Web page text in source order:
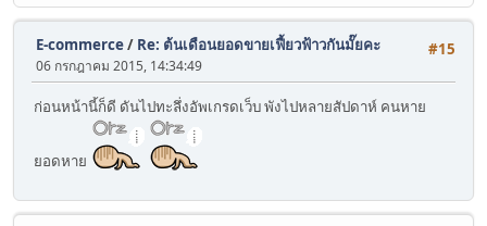
#15
E-commerce/ Re: ต้นเดือนยอดขายเฟี้ยวฟ้าวกันมั๊ยคะ
06 กรกฎาคม 2015, 14:34:49
ก่อนหน้านี้ก็ดี ดันไปทะลึ่งอัพเกรดเว็บ พังไปหลายสัปดาห์ คนหาย
ยอดหาย